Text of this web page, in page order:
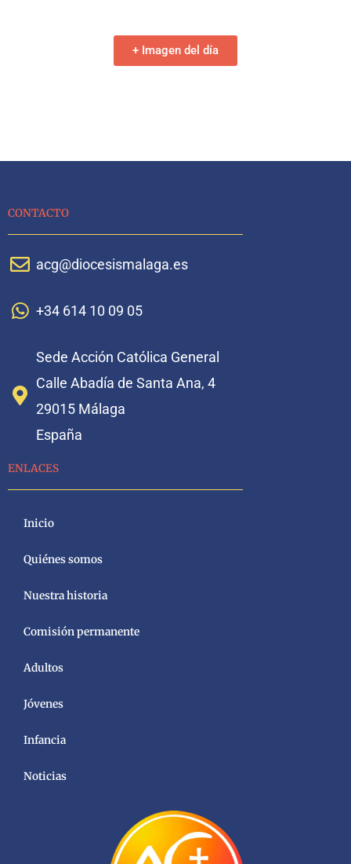
+ Imagen del día
CONTACTO
acg@diocesismalaga.es
+34 614 10 09 05
Sede Acción Católica General
Calle Abadía de Santa Ana, 4
29015 Málaga
España
ENLACES
Inicio
Quiénes somos
Nuestra historia
Comisión permanente
Adultos
Jóvenes
Infancia
Noticias